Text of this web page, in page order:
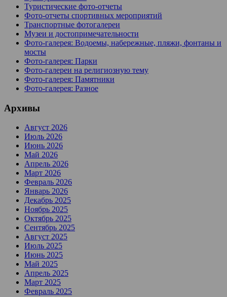
Туристические фото-отчеты
Фото-отчеты спортивных мероприятий
Транспортные фотогалереи
Музеи и достопримечательности
Фото-галерея: Водоемы, набережные, пляжи, фонтаны и
мосты
Фото-галерея: Парки
Фото-галереи на религиозную тему
Фото-галерея: Памятники
Фото-галерея: Разное
Архивы
Август 2026
Июль 2026
Июнь 2026
Май 2026
Апрель 2026
Март 2026
Февраль 2026
Январь 2026
Декабрь 2025
Ноябрь 2025
Октябрь 2025
Сентябрь 2025
Август 2025
Июль 2025
Июнь 2025
Май 2025
Апрель 2025
Март 2025
Февраль 2025